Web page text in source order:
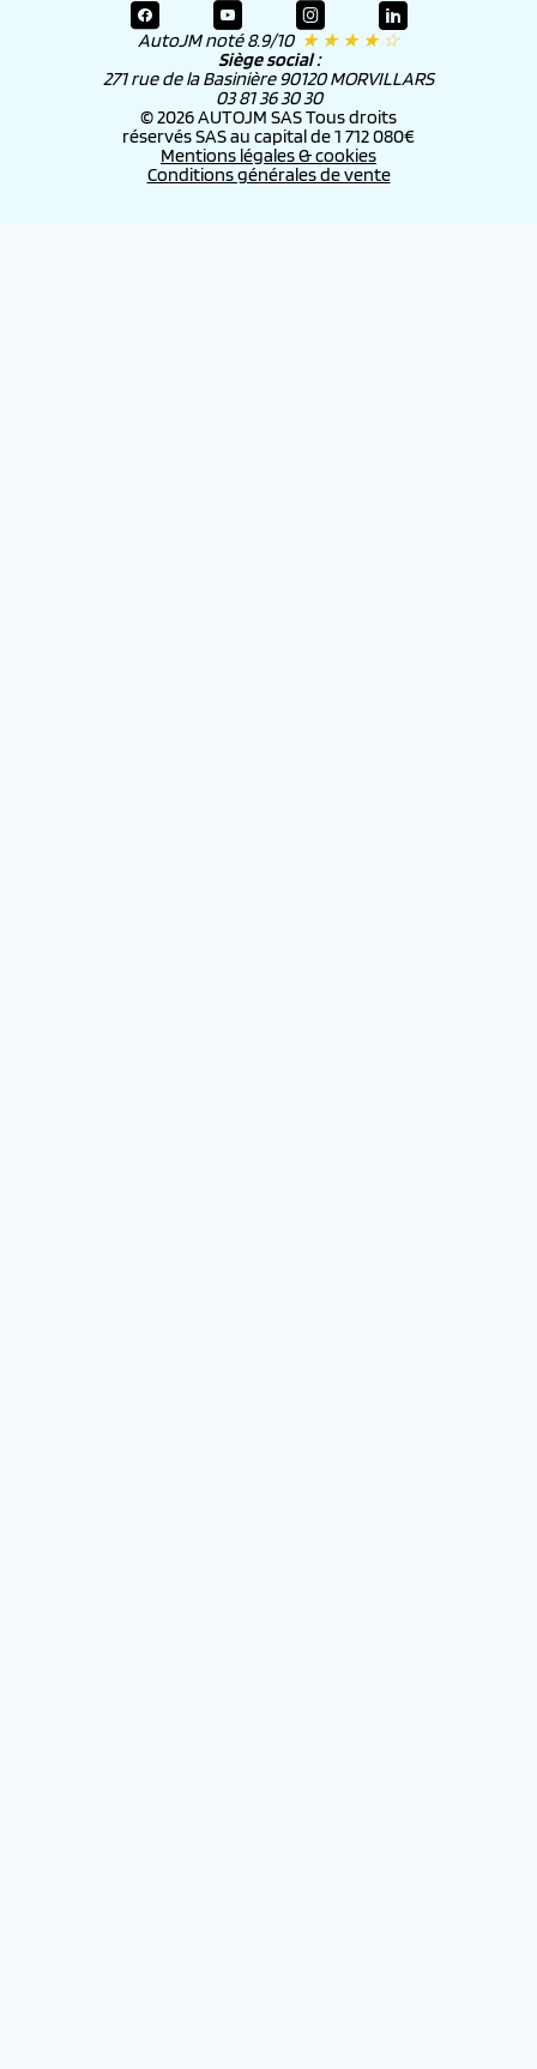
AutoJM noté 8.9/10 ★ ★ ★ ★ ☆
Siège social :
271 rue de la Basinière 90120 MORVILLARS
03 81 36 30 30
© 2026 AUTOJM SAS Tous droits
réservés SAS au capital de 1 712 080€
Mentions légales & cookies
Conditions générales de vente